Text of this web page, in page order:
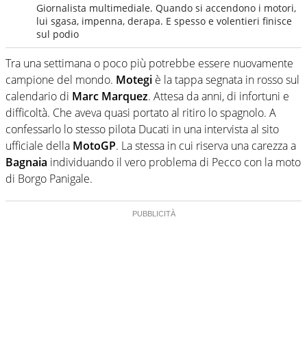
Giornalista multimediale. Quando si accendono i motori,
lui sgasa, impenna, derapa. E spesso e volentieri finisce
sul podio
Tra una settimana o poco più potrebbe essere nuovamente
campione del mondo. Motegi è la tappa segnata in rosso sul
calendario di Marc Marquez. Attesa da anni, di infortuni e
difficoltà. Che aveva quasi portato al ritiro lo spagnolo. A
confessarlo lo stesso pilota Ducati in una intervista al sito
ufficiale della MotoGP. La stessa in cui riserva una carezza a
Bagnaia individuando il vero problema di Pecco con la moto
di Borgo Panigale.